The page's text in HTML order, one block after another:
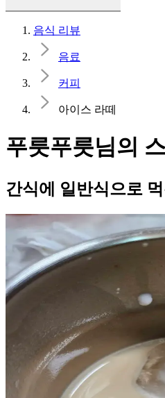
음식 리뷰
음료
커피
아이스 라떼
푸릇푸릇님의
간식에 일반식으로